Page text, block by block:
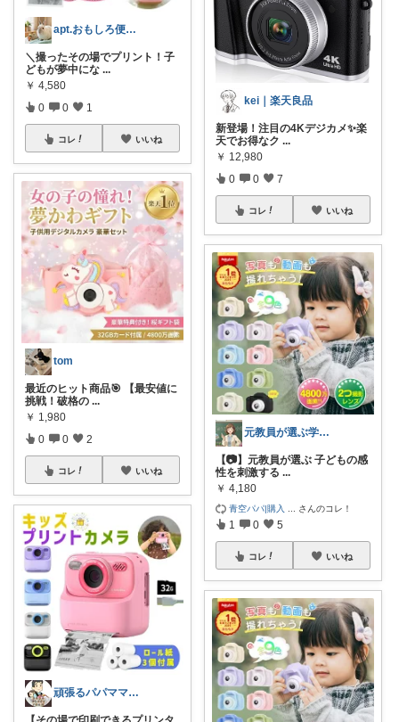
apt.おもしろ便利グッズ推し主婦
＼撮ったその場でプリント！子
どもが夢中にな ...
￥ 4,580
0 0 1
コレ いいね
tom
最近のヒット商品🎯 【最安値に
挑戦！破格の ...
￥ 1,980
0 0 2
コレ いいね
頑張るパパママ応援隊@育児・子供用品紹介
kei｜楽天良品
新登場！注目の4Kデジカメ✨楽
天でお得なク ...
￥ 12,980
0 0 7
コレ いいね
元教員が選ぶ学校＆子育てグッズ
【📷】元教員が選ぶ 子どもの感
性を刺激する ...
￥ 4,180
青空パパ|購入 さんのコレ！
1 0 5
コレ いいね